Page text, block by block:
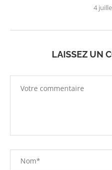
4
LAISSEZ UN